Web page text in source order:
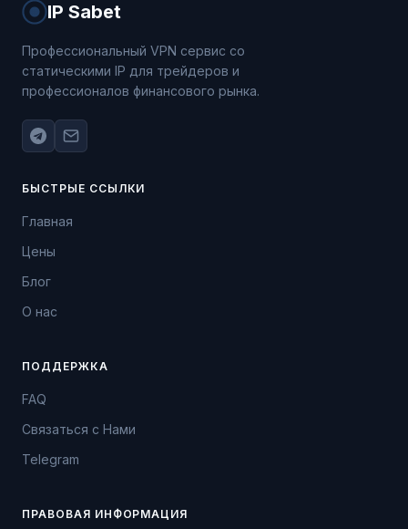
IP Sabet
Профессиональный VPN сервис со
статическими IP для трейдеров и
профессионалов финансового рынка.
БЫСТРЫЕ ССЫЛКИ
Главная
Цены
Блог
О нас
ПОДДЕРЖКА
FAQ
Связаться с Нами
Telegram
ПРАВОВАЯ ИНФОРМАЦИЯ